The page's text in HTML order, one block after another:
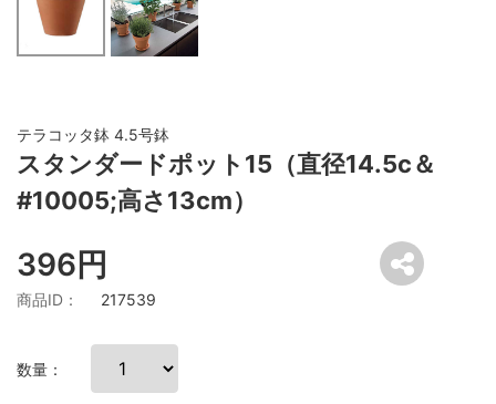
テラコッタ鉢 4.5号鉢
スタンダードポット15（直径14.5c＆
#10005;高さ13cm）
396円
商品ID： 217539
数量：